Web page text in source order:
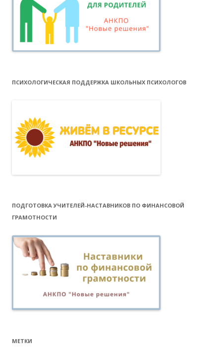
ПСИХОЛОГИЧЕСКАЯ ПОДДЕРЖКА ШКОЛЬНЫХ ПСИХОЛОГОВ
ПОДГОТОВКА УЧИТЕЛЕЙ-НАСТАВНИКОВ ПО ФИНАНСОВОЙ
ГРАМОТНОСТИ
МЕТКИ